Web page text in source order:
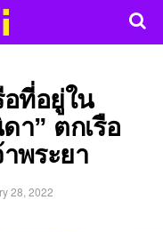
อที่อยู่ใน
า” ตกเรือ
พระยา
28, 2022